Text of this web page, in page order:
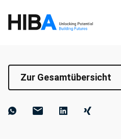
Zur Gesamtübersicht